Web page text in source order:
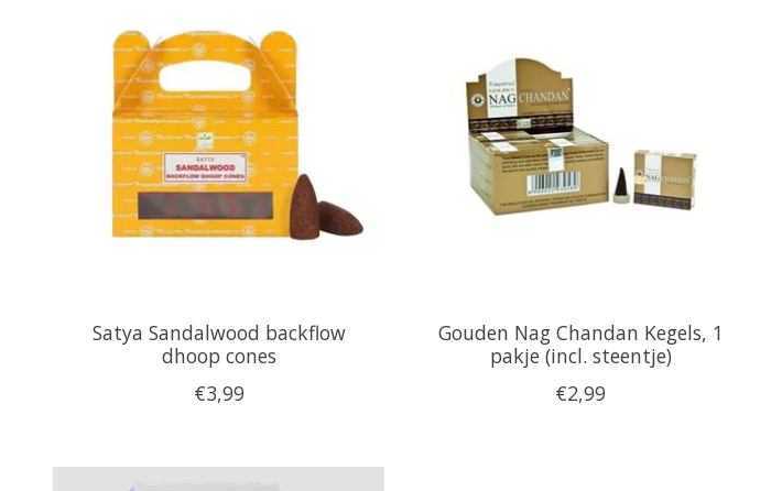
Satya Sandalwood backflow
dhoop cones
€3,99
Gouden Nag Chandan Kegels, 1
pakje (incl. steentje)
€2,99